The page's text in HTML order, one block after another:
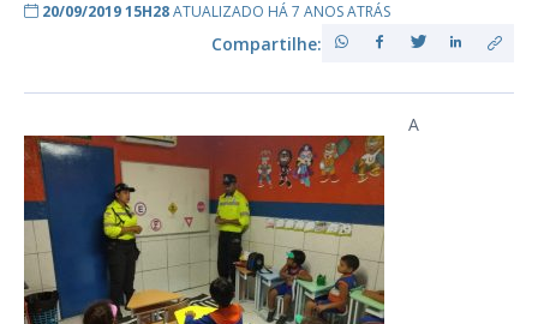
20/09/2019 15H28ATUALIZADO HÁ 7 ANOS ATRÁS
Compartilhe:
A